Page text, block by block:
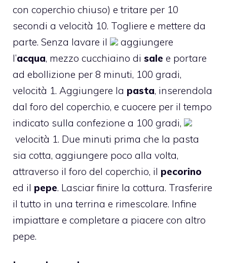
con coperchio chiuso) e tritare per 10
secondi a velocità 10. Togliere e mettere da
parte. Senza lavare il
aggiungere
l’acqua, mezzo cucchiaino di sale e portare
ad ebollizione per 8 minuti, 100 gradi,
velocità 1. Aggiungere la pasta, inserendola
dal foro del coperchio, e cuocere per il tempo
indicato sulla confezione a 100 gradi,
velocità 1. Due minuti prima che la pasta
sia cotta, aggiungere poco alla volta,
attraverso il foro del coperchio, il pecorino
ed il pepe. Lasciar finire la cottura. Trasferire
il tutto in una terrina e rimescolare. Infine
impiattare e completare a piacere con altro
pepe.